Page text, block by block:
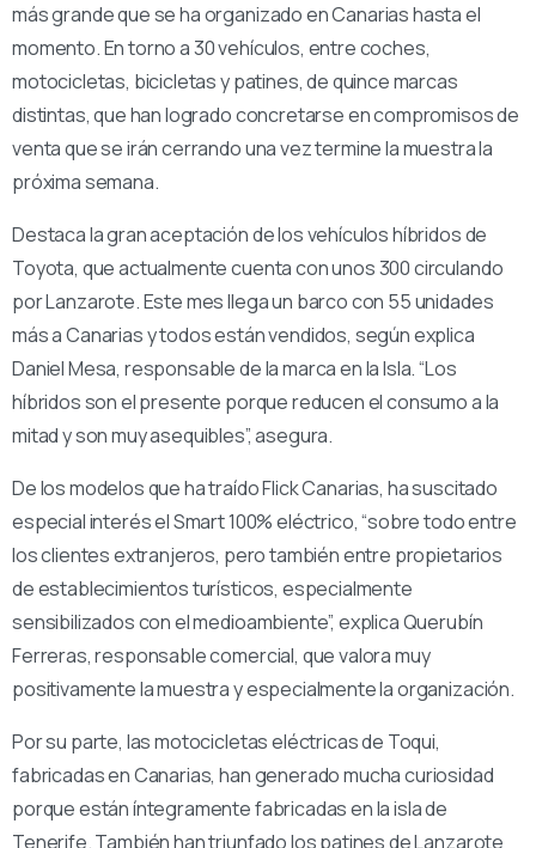
más grande que se ha organizado en Canarias hasta el
momento. En torno a 30 vehículos, entre coches,
motocicletas, bicicletas y patines, de quince marcas
distintas, que han logrado concretarse en compromisos de
venta que se irán cerrando una vez termine la muestra la
próxima semana.
Destaca la gran aceptación de los vehículos híbridos de
Toyota, que actualmente cuenta con unos 300 circulando
por Lanzarote. Este mes llega un barco con 55 unidades
más a Canarias y todos están vendidos, según explica
Daniel Mesa, responsable de la marca en la Isla. “Los
híbridos son el presente porque reducen el consumo a la
mitad y son muy asequibles”, asegura.
De los modelos que ha traído Flick Canarias, ha suscitado
especial interés el Smart 100% eléctrico, “sobre todo entre
los clientes extranjeros, pero también entre propietarios
de establecimientos turísticos, especialmente
sensibilizados con el medioambiente”, explica Querubín
Ferreras, responsable comercial, que valora muy
positivamente la muestra y especialmente la organización.
Por su parte, las motocicletas eléctricas de Toqui,
fabricadas en Canarias, han generado mucha curiosidad
porque están íntegramente fabricadas en la isla de
Tenerife. También han triunfado los patines de Lanzarote